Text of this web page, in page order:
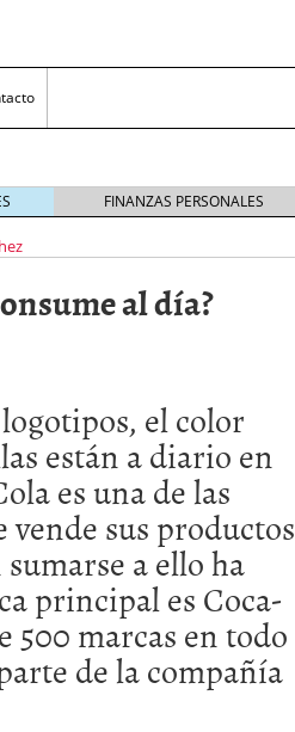
de 1,174 USD tras rebote
17/01/2026
de empleo de EE. UU. se
USD 09/01/2026
mientras analistas esperan
FINANZAS PERSONALES
al día?
el color
están a diario en
es una de las
sus productos
a ello ha
principal es Coca-
500 marcas en todo
de la compañía